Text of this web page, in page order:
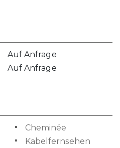
Auf Anfrage
Auf Anfrage
Cheminée
Kabelfernsehen